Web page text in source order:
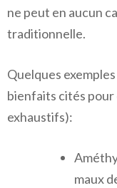
ne peut en aucun
traditionnelle.
Quelques
bienfaits cités pour
exhaustifs):
maux